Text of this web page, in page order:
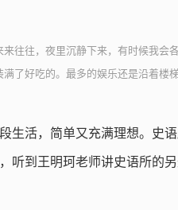
往往，夜里沉静下来，有时候我会
了好吃的。最多的娱乐还是沿着楼
生活，简单又充满理想。史
听到王明珂老师讲史语所